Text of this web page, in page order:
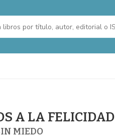
A LA FELICIDAD
MIEDO